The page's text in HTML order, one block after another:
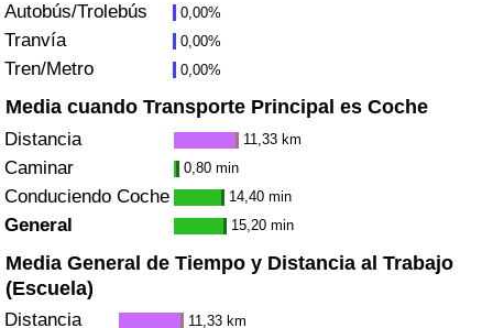
Autobús/Trolebús 0,00%
Tranvía 0,00%
Tren/Metro 0,00%
Media cuando Transporte Principal es Coche
Distancia 11,33 km
Caminar 0,80 min
Conduciendo Coche 14,40 min
General 15,20 min
Media General de Tiempo y Distancia al Trabajo
(Escuela)
Distancia 11,33 km
Índice de Sanidad
Índice de Sanidad por País
Índice de Contaminación (Actual)
Índice de contaminación
Índice de Contaminación por País